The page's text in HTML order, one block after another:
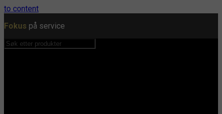
to content
Fokus på service